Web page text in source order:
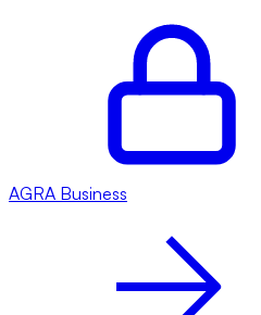
AGRA Business